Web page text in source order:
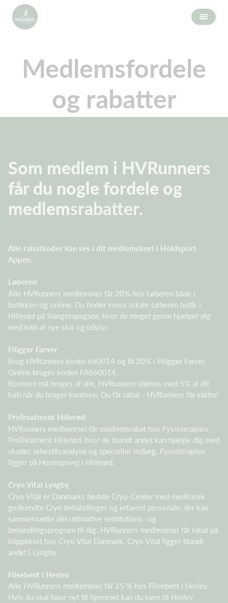
Medlemsfordele
og rabatter
Som medlem i HVRunners
får du nogle fordele og
medlemsrabatter.
Alle rabatkoder kan ses i dit medlemskort i Holdsport
Appen.
Løberen
Alle HVRunners medlemmer får 20% hos Løberen både i
butikken og online. Du finder vores lokale Løberen butik i
Hillerød på Slangerupsgade, hvor de meget gerne hjælper dig
med køb af nye sko og udstyr.
Flügger Farver
Brug HVRunners konto 660014 og få 20% i Flügger Farver.
Online bruges koden FA660014.
Kontoen må bruges af alle, HVRunners støttes med 5% af dit
køb når du bruger kontoen. Du får rabat - HVRunners får støtte!
ProTreatment Hillerød
HVRunners medlemmer får medlemsrabat hos Fysioterapien
ProTreatment Hillerød, hvor de blandt andet kan hjælpe dig med
skader, løbestilsanalyse og specieller indlæg. Fysioterapien
ligger på Hostrupsvej i Hillerød.
Cryo Vital Lyngby
Cryo Vital er Danmarks bedste Cryo-Center med medicinsk
godkendte Cryo behandlinger og erfarent personale, der kan
sammensætte det ultimative restitutions- og
behandlingsprogram til dig. HVRunners medlemmer får rabat på
klippekort hos Cryo Vital Danmark. Cryo Vital ligger blandt
andet i Lyngby.
Flisebent i Herlev
Alle HVRunners medlemmer får 25 % hos Flisebent i Herlev.
Hvis du skal have nyt til hjemmet kan du køre til Herlev